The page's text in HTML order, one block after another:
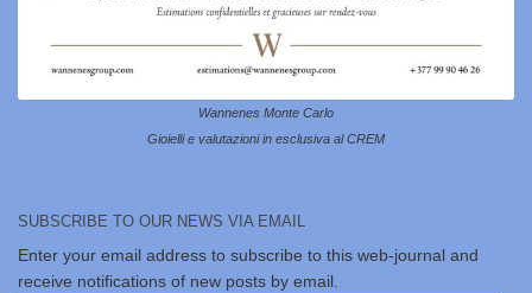
Wannenes Monte Carlo
Gioielli e valutazioni in esclusiva al CREM
SUBSCRIBE TO OUR NEWS VIA EMAIL
Enter your email address to subscribe to this web-journal and
receive notifications of new posts by email.